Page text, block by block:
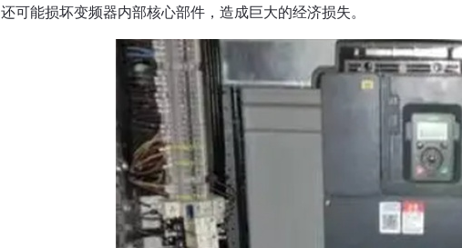
还可能损坏变频器内部核心部件，造成巨大的经济损失。